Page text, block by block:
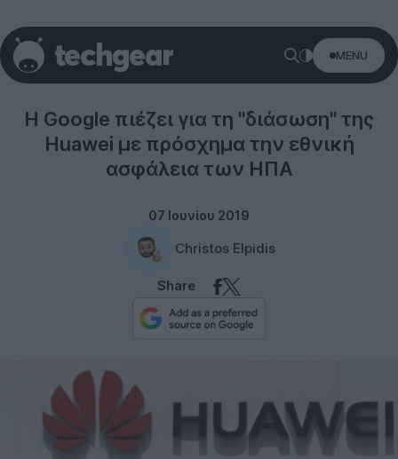
MENU
Η Google πιέζει για τη "διάσωση" της
Huawei με πρόσχημα την εθνική
ασφάλεια των ΗΠΑ
07 Ιουνίου 2019
Christos Elpidis
Share